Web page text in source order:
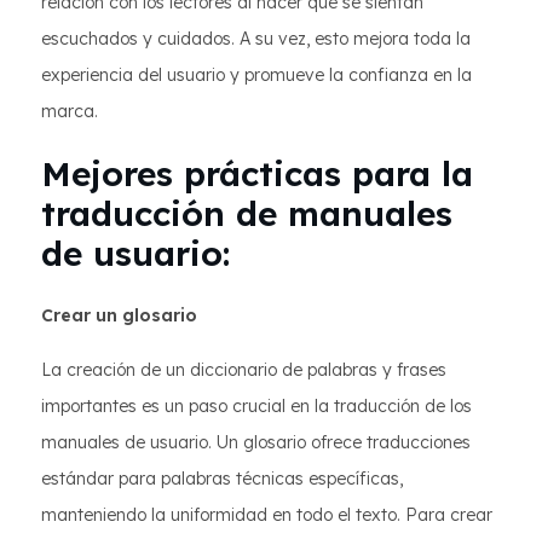
escuchados y cuidados. A su vez, esto mejora toda la
experiencia del usuario y promueve la confianza en la
marca.
Mejores prácticas para la
traducción de manuales
de usuario:
Crear un glosario
La creación de un diccionario de palabras y frases
importantes es un paso crucial en la traducción de los
manuales de usuario. Un glosario ofrece traducciones
estándar para palabras técnicas específicas,
manteniendo la uniformidad en todo el texto. Para crear